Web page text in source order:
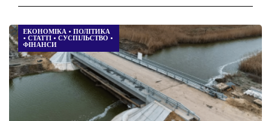
ЕКОНОМІКА • ПОЛІТИКА
• СТАТТІ • СУСПІЛЬСТВО •
ФІНАНСИ